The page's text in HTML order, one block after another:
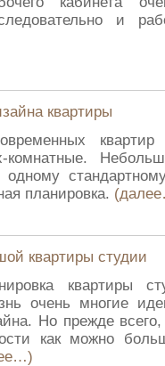
и
квартиры
комнатные.
одному
планировка.
квартиры студии
квартиры
очень многие
Но прежде
как можно